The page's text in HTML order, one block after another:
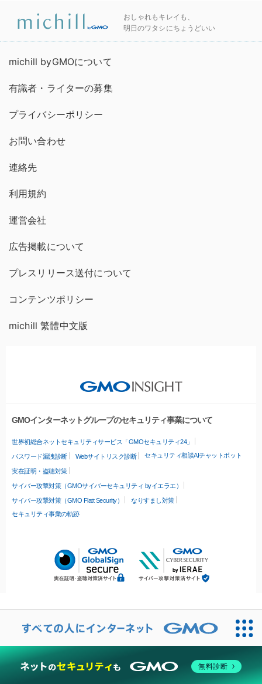
おしゃれもキレイも、
明日のワタシにちょうどいい
michill byGMOについて
有識者・ライターの募集
プライバシーポリシー
お問い合わせ
連絡先
利用規約
運営会社
広告掲載について
プレスリリース送付について
コンテンツポリシー
michill 繁體中文版
GMOインターネットグループのセキュリティ事業について
世界初総合ネットセキュリティサービス「GMOセキュリティ24」
パスワード漏洩診断 Webサイトリスク診断 セキュリティ相談AIチャットボット
実在証明・盗聴対策
サイバー攻撃対策（GMOサイバーセキュリティ byイエラエ）
サイバー攻撃対策（GMO Flatt Security）
なりすまし対策
セキュリティ事業の軌跡
無料診断